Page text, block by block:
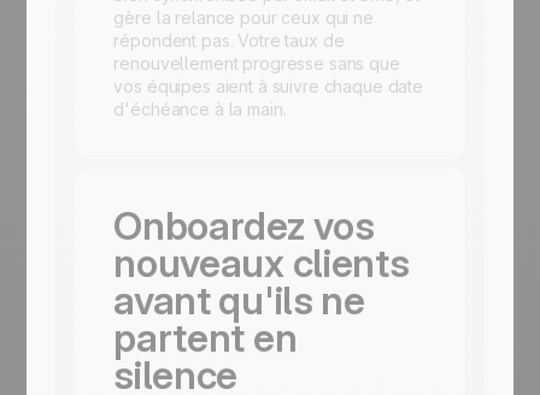
gère la relance pour ceux qui ne
répondent pas. Votre taux de
renouvellement progresse sans que
vos équipes aient à suivre chaque date
d'échéance à la main.
Onboardez vos
nouveaux clients
avant qu'ils ne
partent en
silence